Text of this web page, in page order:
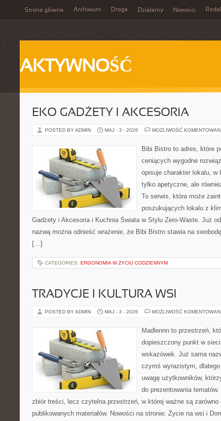
Strona główna Archiwum Droga Działamy Nowości
AKTYWNOŚĆ
EKO GADŻETY I AKCESORIA
POSTED BY ADMIN MAJ - 3 - 2026 MOŻLIWOŚĆ
Bibi Bistro to adres, które
ceniących wygodne
opisuje charakter lokalu, w
tylko apetyczne, ale
To serwis, która może
poszukujących lokalu z
Gadżety i Akcesoria i Kuchnia Świata w Stylu Zero-Waste. Już
nazwą można odnieść wrażenie, że Bibi Bistro stawia na
[…]
CATEGORIES: ERGONOMIA W ŻYCIU CODZIENNYM
TRADYCJE I KULTURA WSI
POSTED BY ADMIN MAJ - 3 - 2026 MOŻLIWOŚĆ
Madlennn to przestrzeń,
dopieszczony punkt w
wskazówek. Już sama
czymś wyrazistym,
uwagę użytkowników,
do prezentowania
zbiór treści, lecz czytelna przestrzeń, w której ważne są
publikowanych materiałów. Nowości na stronie: Życie na wsi i